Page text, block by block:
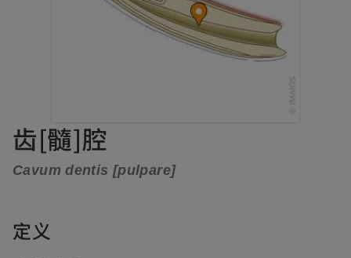
齿[髓]腔
Cavum dentis [pulpare]
定义